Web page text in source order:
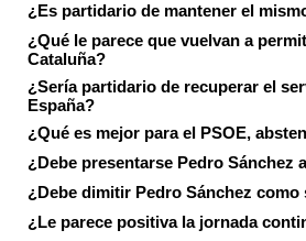
¿Es partidario de mantener el
¿Qué le parece que vuelvan a
Cataluña?
¿Sería partidario de recuperar el
España?
¿Qué es mejor para el PSOE,
¿Debe presentarse Pedro Sánchez
¿Debe dimitir Pedro Sánchez
¿Le parece positiva la jornada